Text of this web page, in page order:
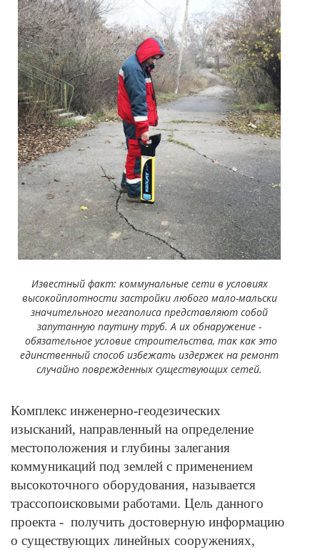
Известный факт: коммунальные сети в условиях
высокойплотности застройки любого мало-мальски
значительного мегаполиса представляют собой
запутанную паутину труб. А их обнаружение -
обязательное условие строительства, так как это
единственный способ избежать издержек на ремонт
случайно поврежденных существующих сетей.
Комплекс инженерно-геодезических
изысканий, направленный на определение
местоположения и глубины залегания
коммуникаций под землей с применением
высокоточного оборудования, называется
трассопоисковыми работами. Цель данного
проекта - получить достоверную информацию
о существующих линейных сооружениях,